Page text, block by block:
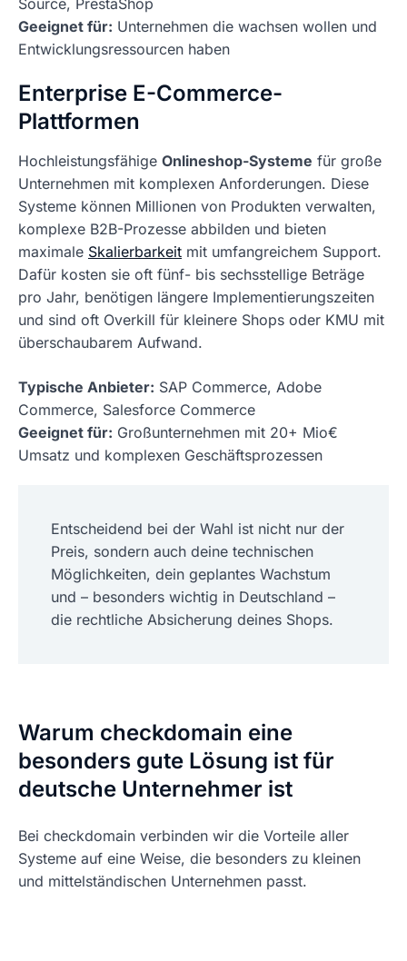
Geeignet für: Unternehmen die wachsen wollen und
Entwicklungsressourcen haben
Enterprise E-Commerce-
Plattformen
Hochleistungsfähige Onlineshop-Systeme für große
Unternehmen mit komplexen Anforderungen. Diese
Systeme können Millionen von Produkten verwalten,
komplexe B2B-Prozesse abbilden und bieten
maximale Skalierbarkeit mit umfangreichem Support.
Dafür kosten sie oft fünf- bis sechsstellige Beträge
pro Jahr, benötigen längere Implementierungszeiten
und sind oft Overkill für kleinere Shops oder KMU mit
überschaubarem Aufwand.
Typische Anbieter: SAP Commerce, Adobe
Commerce, Salesforce Commerce
Geeignet für: Großunternehmen mit 20+ Mio€
Umsatz und komplexen Geschäftsprozessen
Entscheidend bei der Wahl ist nicht nur der
Preis, sondern auch deine technischen
Möglichkeiten, dein geplantes Wachstum
und – besonders wichtig in Deutschland –
die rechtliche Absicherung deines Shops.
Warum checkdomain eine
besonders gute Lösung ist für
deutsche Unternehmer ist
Bei checkdomain verbinden wir die Vorteile aller
Systeme auf eine Weise, die besonders zu kleinen
und mittelständischen Unternehmen passt.